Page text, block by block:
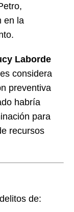
en la
Laborde
considera
preventiva
habría
para
recursos
de: